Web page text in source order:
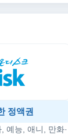
정액권
예능, 애니, 만화·